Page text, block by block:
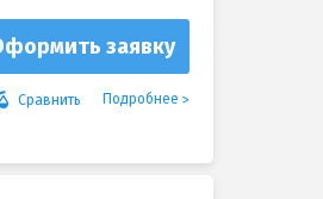
заявку
Сравнить Подробнее